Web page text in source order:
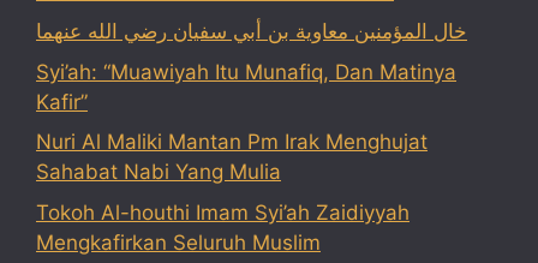
خال المؤمنين معاوية بن أبي سفيان رضي الله عنهما
Syi’ah: “Muawiyah Itu Munafiq, Dan Matinya
Kafir”
Nuri Al Maliki Mantan Pm Irak Menghujat
Sahabat Nabi Yang Mulia
Tokoh Al-houthi Imam Syi’ah Zaidiyyah
Mengkafirkan Seluruh Muslim